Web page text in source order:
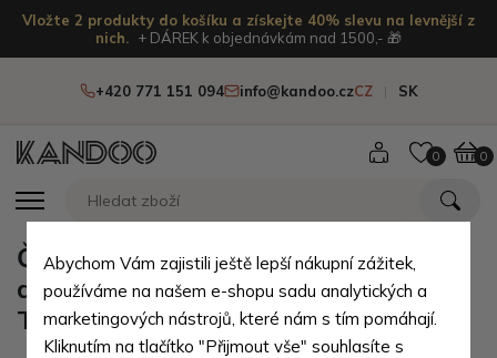
Vložte 2 produkty do košíku a získejte 40% slevu na levnější z
nich.
+ DÁREK k objednávkám nad 1500,- 🎁
+420 771 151 094 info@kandoo.czCZ SK
0 0
Černá pánská kožená peněženka -
dokladovka s vnitřní zápinkou
Tilemahos
Abychom Vám zajistili ještě lepší nákupní zážitek,
používáme na našem e-shopu sadu analytických a
marketingových nástrojů, které nám s tím pomáhají.
Kliknutím na tlačítko "Přijmout vše" souhlasíte s